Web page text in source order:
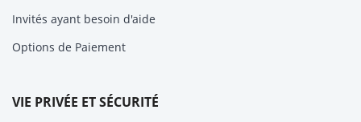
Invités ayant besoin d'aide
Options de Paiement
VIE PRIVÉE ET SÉCURITÉ